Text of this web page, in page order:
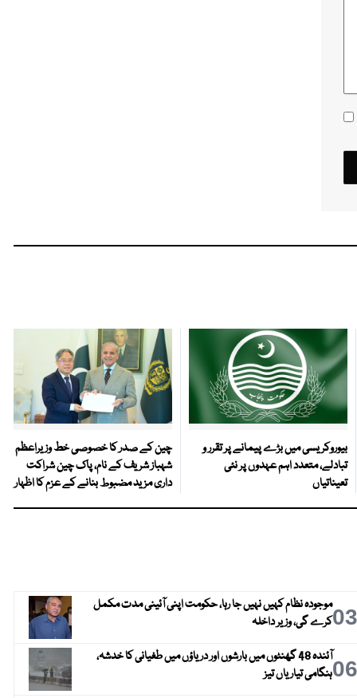
بیوروکریسی میں بڑے پیمانے پر تقرر و
تبادلے، متعدد اہم عہدوں پر نئی
تعیناتیاں
چین کے صدر کا خصوصی خط وزیراعظم
شہباز شریف کے نام، پاک چین شراکت
داری مزید مضبوط بنانے کے عزم کا اظہار
03موجودہ نظام کہیں نہیں جا رہا، حکومت اپنی آئینی مدت مکمل
کرے گی، وزیر داخلہ
06
آئندہ 48 گھنٹوں میں بارشوں اور دریاؤں میں طغیانی کا خدشہ،
ہنگامی تیاریاں تیز